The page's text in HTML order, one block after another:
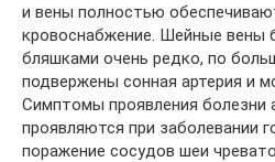
и вены полностью
кровоснабжение. Шейные
бляшками очень редко, по
подвержены сонная артерия и
Симптомы проявления болезни
проявляются при заболевании
поражение сосудов шеи